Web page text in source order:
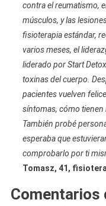
contra el reumatismo,
músculos, y las
fisioterapia estándar,
varios meses, el
liderado por Start
toxinas del cuerpo.
pacientes vuelven
síntomas, cómo tienen
También probé
esperaba que
comprobarlo por ti
Tomasz, 41,
Comentarios